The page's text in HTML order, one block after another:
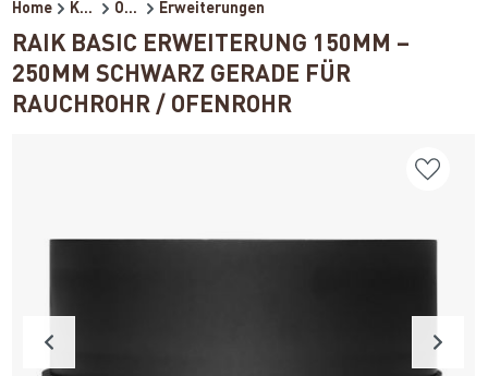
Home Kaminzubehör Ofenrohre für Holzöfen Erweiterungen
RAIK BASIC ERWEITERUNG 150MM –
250MM SCHWARZ GERADE FÜR
RAUCHROHR / OFENROHR